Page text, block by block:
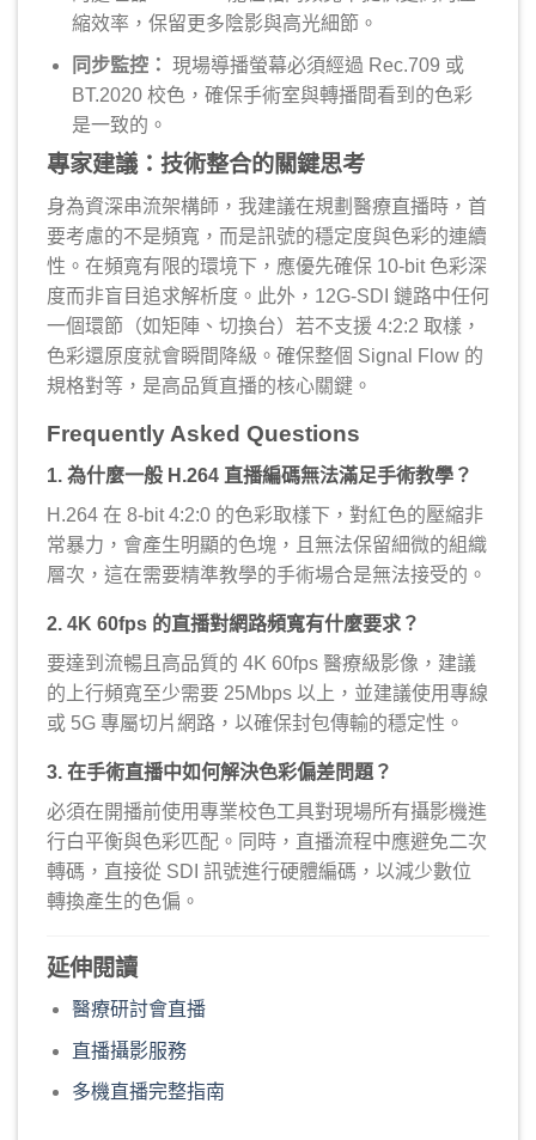
縮效率，保留更多陰影與高光細節。
同步監控： 現場導播螢幕必須經過 Rec.709 或
BT.2020 校色，確保手術室與轉播間看到的色彩
是一致的。
專家建議：技術整合的關鍵思考
身為資深串流架構師，我建議在規劃醫療直播時，首
要考慮的不是頻寬，而是訊號的穩定度與色彩的連續
性。在頻寬有限的環境下，應優先確保 10-bit 色彩深
度而非盲目追求解析度。此外，12G-SDI 鏈路中任何
一個環節（如矩陣、切換台）若不支援 4:2:2 取樣，
色彩還原度就會瞬間降級。確保整個 Signal Flow 的
規格對等，是高品質直播的核心關鍵。
Frequently Asked Questions
1. 為什麼一般 H.264 直播編碼無法滿足手術教學？
H.264 在 8-bit 4:2:0 的色彩取樣下，對紅色的壓縮非
常暴力，會產生明顯的色塊，且無法保留細微的組織
層次，這在需要精準教學的手術場合是無法接受的。
2. 4K 60fps 的直播對網路頻寬有什麼要求？
要達到流暢且高品質的 4K 60fps 醫療級影像，建議
的上行頻寬至少需要 25Mbps 以上，並建議使用專線
或 5G 專屬切片網路，以確保封包傳輸的穩定性。
3. 在手術直播中如何解決色彩偏差問題？
必須在開播前使用專業校色工具對現場所有攝影機進
行白平衡與色彩匹配。同時，直播流程中應避免二次
轉碼，直接從 SDI 訊號進行硬體編碼，以減少數位
轉換產生的色偏。
延伸閱讀
醫療研討會直播
直播攝影服務
多機直播完整指南